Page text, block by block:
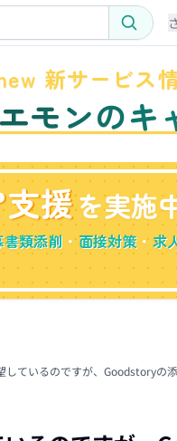
新サービス
モンのキ
援を実施
類添削 ・面接対策 ・求
しているのですが、Goodstoryの